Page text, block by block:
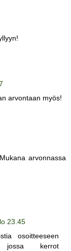
arvontaan myös!
arvonnassa
23.45
osoitteeseen
jossa kerrot